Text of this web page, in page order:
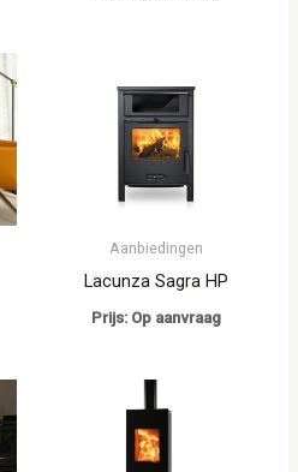
Aanbiedingen
Lacunza Sagra HP
Prijs: Op aanvraag